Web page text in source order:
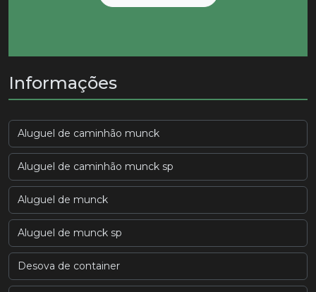
Informações
Aluguel de caminhão munck
Aluguel de caminhão munck sp
Aluguel de munck
Aluguel de munck sp
Desova de container